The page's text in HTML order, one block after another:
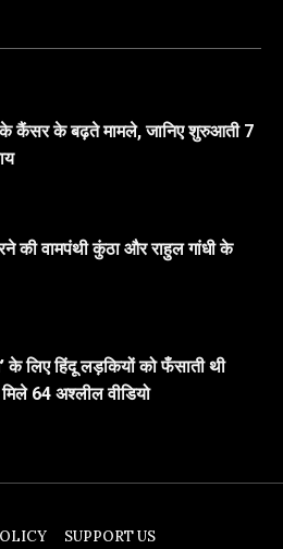
कैंसर के बढ़ते मामले, जानिए शुरुआती 7
की वामपंथी कुंठा और राहुल गांधी के
लिए हिंदू लड़कियों को फँसाती थी
64 अश्लील वीडियो
SUPPORT US